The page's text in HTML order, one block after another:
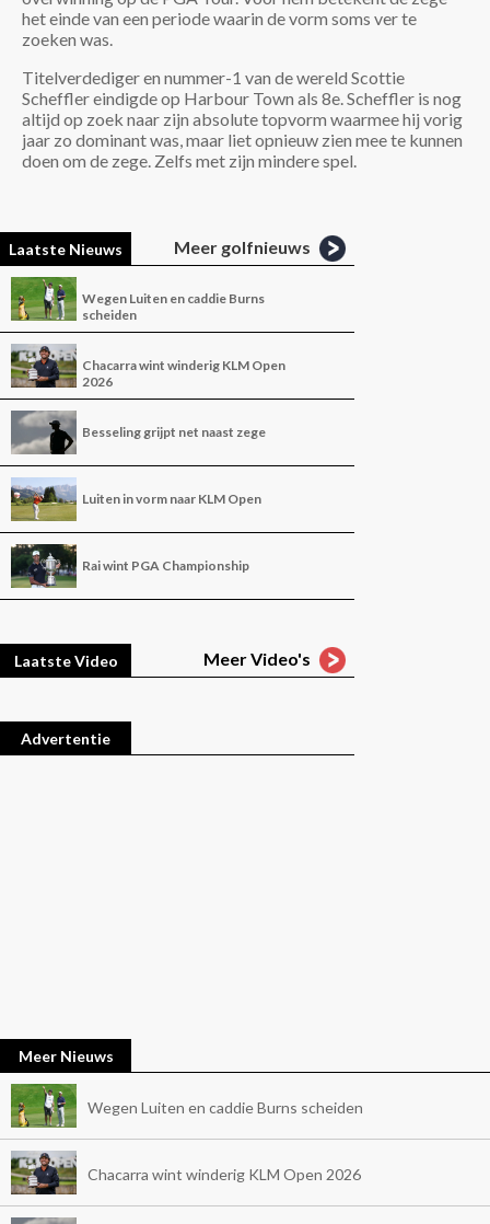
het einde van een periode waarin de vorm soms ver te
zoeken was.
Titelverdediger en nummer-1 van de wereld Scottie
Scheffler eindigde op Harbour Town als 8e. Scheffler is nog
altijd op zoek naar zijn absolute topvorm waarmee hij vorig
jaar zo dominant was, maar liet opnieuw zien mee te kunnen
doen om de zege. Zelfs met zijn mindere spel.
Laatste Nieuws Meer golfnieuws
Wegen Luiten en caddie Burns
scheiden
Chacarra wint winderig KLM Open
2026
Besseling grijpt net naast zege
Luiten in vorm naar KLM Open
Rai wint PGA Championship
Laatste Video Meer Video's
Advertentie
Meer Nieuws
Wegen Luiten en caddie Burns scheiden
Chacarra wint winderig KLM Open 2026